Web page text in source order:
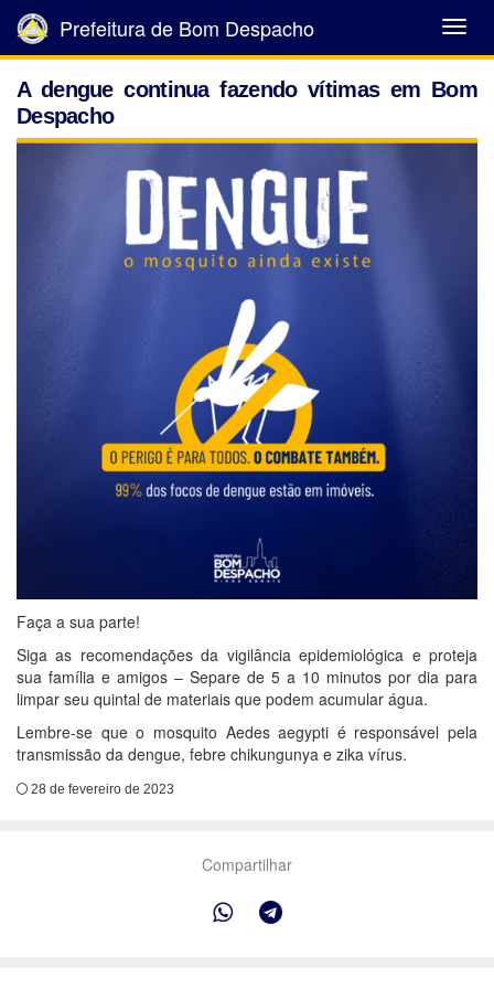
Abrir
Menu
Prefeitura de Bom Despacho
A dengue continua fazendo vítimas em Bom
Despacho
Faça a sua parte!
Siga as recomendações da vigilância epidemiológica e proteja
sua família e amigos – Separe de 5 a 10 minutos por dia para
limpar seu quintal de materiais que podem acumular água.
Lembre-se que o mosquito Aedes aegypti é responsável pela
transmissão da dengue, febre chikungunya e zika vírus.
28 de fevereiro de 2023
Compartilhar